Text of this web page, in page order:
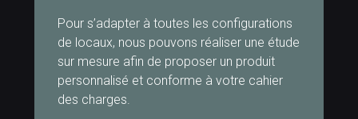
Pour s’adapter à toutes les configurations
de locaux, nous pouvons réaliser une étude
sur mesure afin de proposer un produit
personnalisé et conforme à votre cahier
des charges.